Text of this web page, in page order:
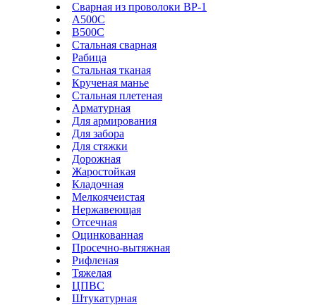
Сварная из проволоки ВР-1
А500С
В500С
Стальная сварная
Рабица
Стальная тканая
Крученая манье
Стальная плетеная
Арматурная
Для армирования
Для забора
Для стяжки
Дорожная
Жаростойкая
Кладочная
Мелкоячеистая
Нержавеющая
Отсечная
Оцинкованная
Просечно-вытяжная
Рифленая
Тяжелая
ЦПВС
Штукатурная